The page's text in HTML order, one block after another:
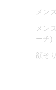
メン
メン
ーチ)
顔そ